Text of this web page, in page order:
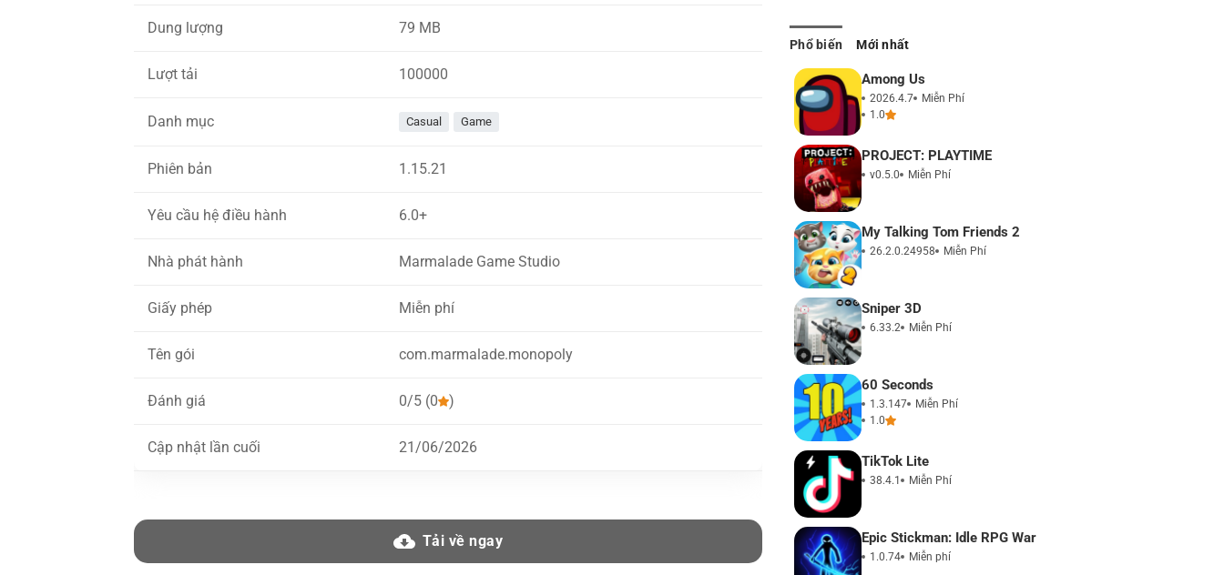
Dung lượng 79 MB
Lượt tải 100000
Danh mục Casual Game
Phiên bản 1.15.21
Yêu cầu hệ điều hành 6.0+
Nhà phát hành Marmalade Game Studio
Giấy phép Miễn phí
Tên gói com.marmalade.monopoly
Đánh giá 0/5 (0 )
Cập nhật lần cuối 21/06/2026
Tải về ngay
Phổ biến Mới nhất
Among Us
2026.4.7
Miễn Phí
1.0
PROJECT: PLAYTIME
v0.5.0 Miễn Phí
My Talking Tom Friends 2
26.2.0.24958 Miễn Phí
Sniper 3D
6.33.2 Miễn Phí
60 Seconds
1.3.147
Miễn Phí
1.0
TikTok Lite
38.4.1 Miễn Phí
Epic Stickman: Idle RPG War
1.0.74 Miễn phí